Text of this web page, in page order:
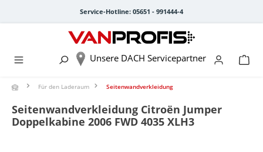
Service-Hotline: 05651 - 991444-4
Unsere DACH Servicepartner
Für den Laderaum Seitenwandverkleidung
Seitenwandverkleidung Citroën Jumper
Doppelkabine 2006 FWD 4035 XLH3